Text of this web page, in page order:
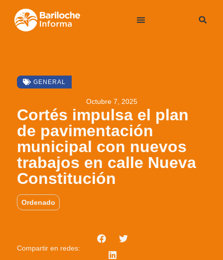
GENERAL
Octubre 7, 2025
Cortés impulsa el plan
de pavimentación
municipal con nuevos
trabajos en calle Nueva
Constitución
Ordenado
Compartir en redes: